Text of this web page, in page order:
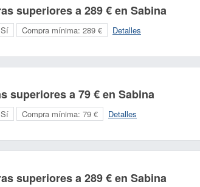
superiores a 289 € en Sabina
Sí Compra mínima: 289 € Detalles
superiores a 79 € en Sabina
Sí Compra mínima: 79 € Detalles
superiores a 289 € en Sabina